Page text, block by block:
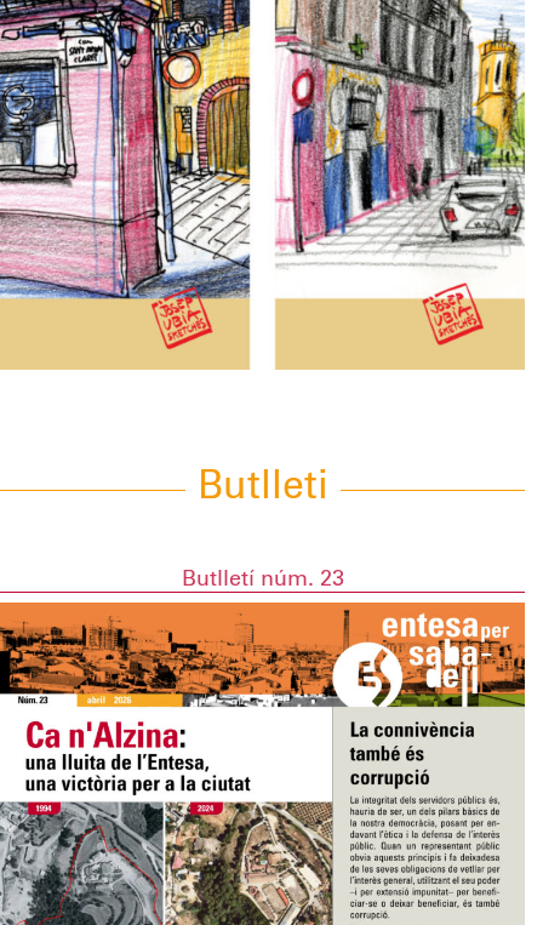
Butlleti
Butlletí núm. 23